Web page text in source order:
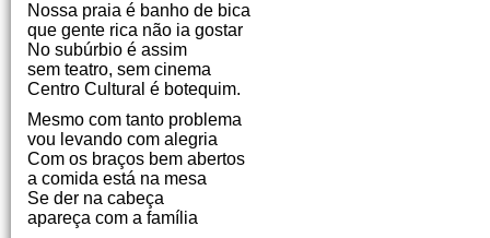
Nossa praia é banho de bica
que gente rica não ia gostar
No subúrbio é assim
sem teatro, sem cinema
Centro Cultural é botequim.
Mesmo com tanto problema
vou levando com alegria
Com os braços bem abertos
a comida está na mesa
Se der na cabeça
apareça com a família